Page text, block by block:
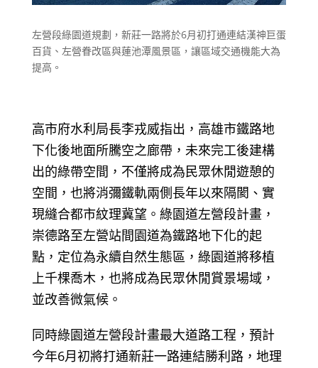
左營段綠園道規劃，新莊一路將於6月初打通連結漢神巨蛋
百貨、左營眷改區與蓮池潭風景區，讓區域交通機能大為
提高。
高市府水利局長李戎威指出，高雄市鐵路地
下化後地面所騰空之廊帶，未來完工後建構
出的綠帶空間，不僅將成為民眾休閒遊憩的
空間，也將消彌鐵軌兩側長年以來隔閡、實
現縫合都市紋理冀望。綠園道左營段計畫，
崇德路至左營站間園道為鐵路地下化的起
點，定位為永續自然生態區，綠園道將移植
上千棵喬木，也將成為民眾休閒賞景場域，
並改善微氣候。
同時綠園道左營段計畫最大道路工程，預計
今年6月初將打通新莊一路連結勝利路，地理